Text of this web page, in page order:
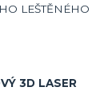
LEŠTĚNÉHO
3D LASER